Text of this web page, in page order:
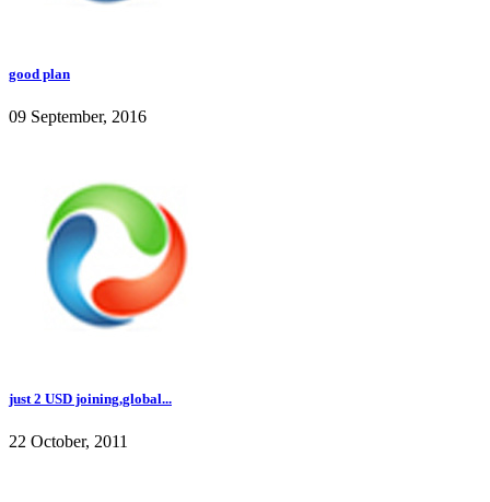
good plan
09 September, 2016
just 2 USD joining,global...
22 October, 2011